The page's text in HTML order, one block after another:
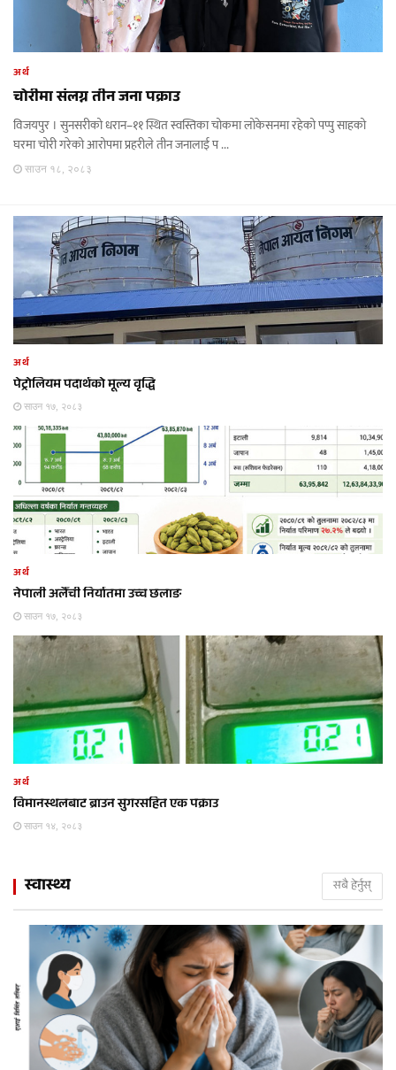
अर्थ
चोरीमा संलग्न तीन जना पक्राउ
विजयपुर । सुनसरीको धरान–११ स्थित स्वस्तिका चोकमा लोकेसनमा रहेको पप्पु साहको
घरमा चोरी गरेको आरोपमा प्रहरीले तीन जनालाई प ...
साउन १८, २०८३
अर्थ
पेट्रोलियम पदार्थको मूल्य वृद्धि
साउन १७, २०८३
अर्थ
नेपाली अलैँची निर्यातमा उच्च छलाङ
साउन १७, २०८३
अर्थ
विमानस्थलबाट ब्राउन सुगरसहित एक पक्राउ
साउन १४, २०८३
स्वास्थ्य सबै हेर्नुस्